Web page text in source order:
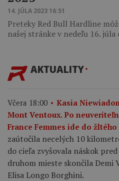
14. JÚLA 2023 16:51
Preteky Red Bull Hardline
našej stránke v nedeľu 16. júla
AKTUALITY
Včera 18:00
Kasia
Mont Ventoux. Po
France Femmes ide do žltého
zaútočila necelých 10
do cieľa zvyšovala náskok
druhom mieste skončila
Elisa Longo Borghini.